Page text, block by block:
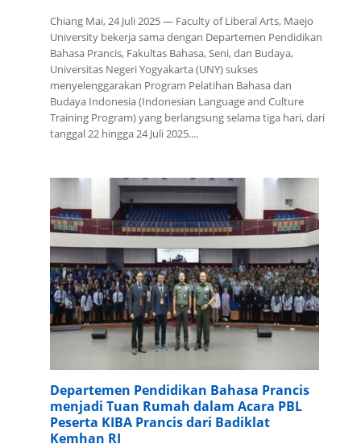
Chiang Mai, 24 Juli 2025 — Faculty of Liberal Arts, Maejo
University bekerja sama dengan Departemen Pendidikan
Bahasa Prancis, Fakultas Bahasa, Seni, dan Budaya,
Universitas Negeri Yogyakarta (UNY) sukses
menyelenggarakan Program Pelatihan Bahasa dan
Budaya Indonesia (Indonesian Language and Culture
Training Program) yang berlangsung selama tiga hari, dari
tanggal 22 hingga 24 Juli 2025....
Departemen Pendidikan Bahasa Prancis
menjadi Tuan Rumah dalam Acara PBL
Peserta KIBA Prancis dari Badiklat
Kemhan RI